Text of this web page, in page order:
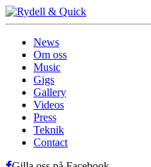
News
Om oss
Music
Gigs
Gallery
Videos
Press
Teknik
Contact